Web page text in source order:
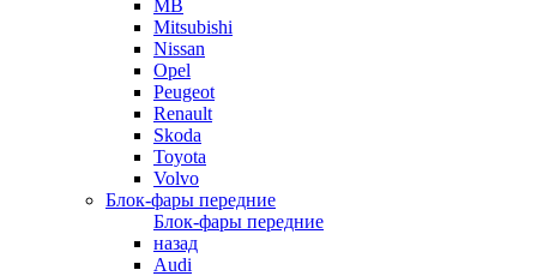
MB
Mitsubishi
Nissan
Opel
Peugeot
Renault
Skoda
Toyota
Volvo
Блок-фары передние
Блок-фары передние
назад
Audi